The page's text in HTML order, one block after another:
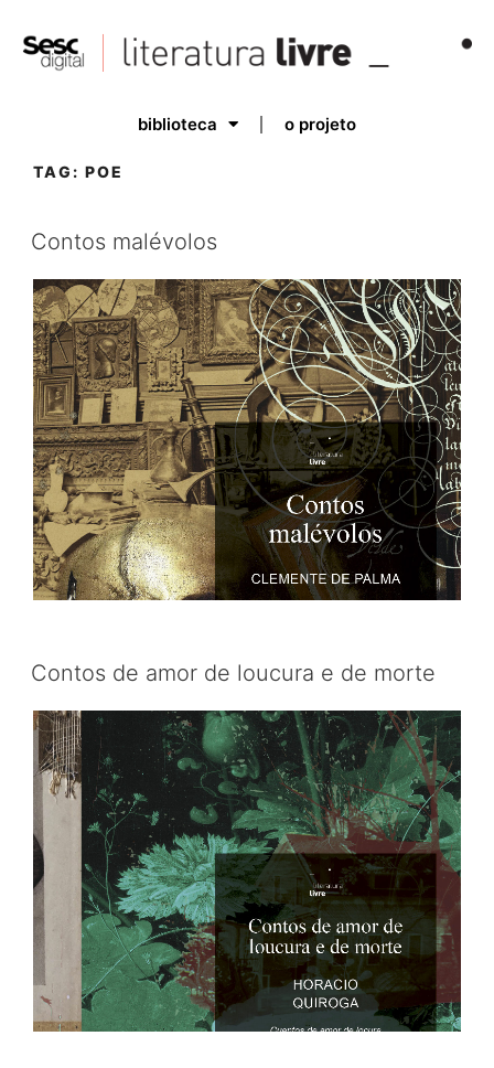
biblioteca o projeto
TAG: POE
Contos malévolos
Contos de amor de loucura e de morte